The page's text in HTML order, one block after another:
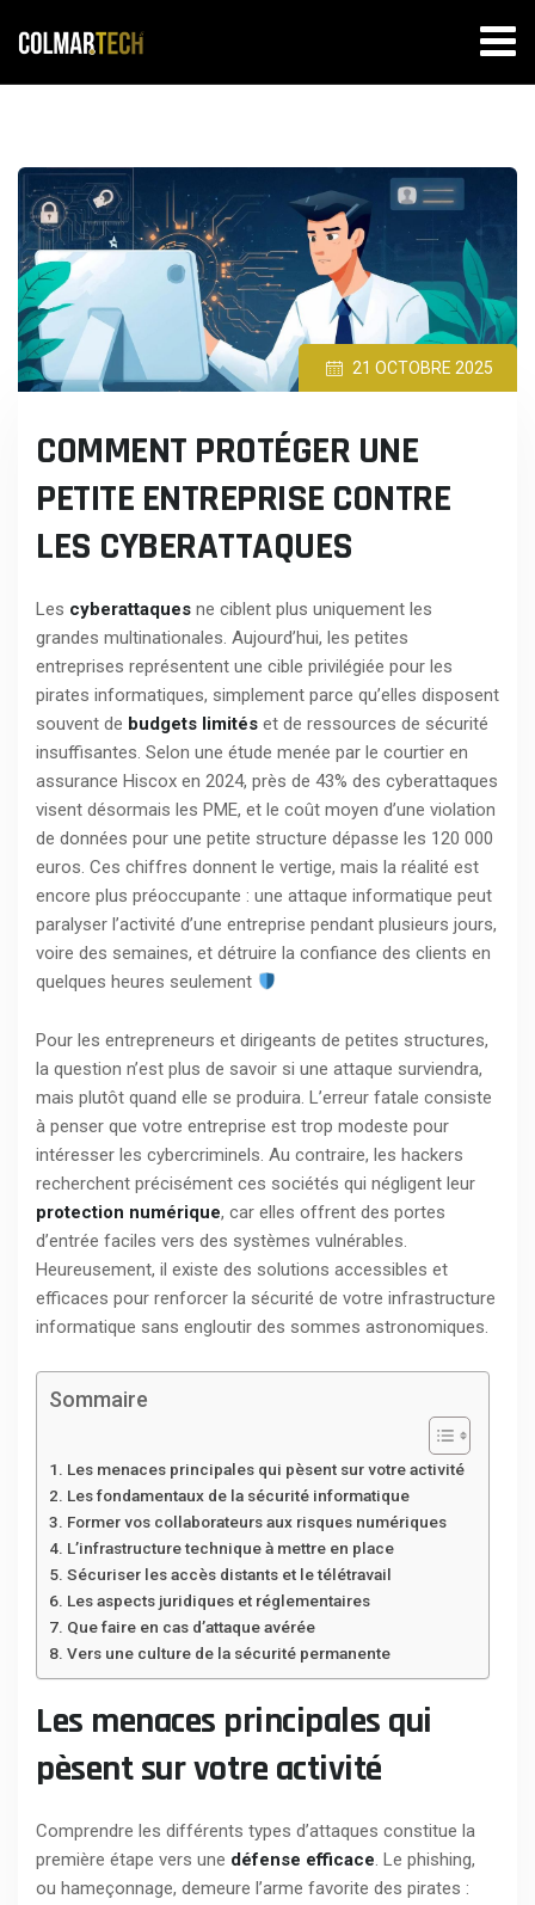
21 OCTOBRE 2025
COMMENT PROTÉGER UNE
PETITE ENTREPRISE CONTRE
LES CYBERATTAQUES
Les cyberattaques ne ciblent plus uniquement les
grandes multinationales. Aujourd’hui, les petites
entreprises représentent une cible privilégiée pour les
pirates informatiques, simplement parce qu’elles disposent
souvent de budgets limités et de ressources de sécurité
insuffisantes. Selon une étude menée par le courtier en
assurance Hiscox en 2024, près de 43% des cyberattaques
visent désormais les PME, et le coût moyen d’une violation
de données pour une petite structure dépasse les 120 000
euros. Ces chiffres donnent le vertige, mais la réalité est
encore plus préoccupante : une attaque informatique peut
paralyser l’activité d’une entreprise pendant plusieurs jours,
voire des semaines, et détruire la confiance des clients en
quelques heures seulement
Pour les entrepreneurs et dirigeants de petites structures,
la question n’est plus de savoir si une attaque surviendra,
mais plutôt quand elle se produira. L’erreur fatale consiste
à penser que votre entreprise est trop modeste pour
intéresser les cybercriminels. Au contraire, les hackers
recherchent précisément ces sociétés qui négligent leur
protection numérique, car elles offrent des portes
d’entrée faciles vers des systèmes vulnérables.
Heureusement, il existe des solutions accessibles et
efficaces pour renforcer la sécurité de votre infrastructure
informatique sans engloutir des sommes astronomiques.
Sommaire
Les menaces principales qui pèsent sur votre activité
Les fondamentaux de la sécurité informatique
Former vos collaborateurs aux risques numériques
L’infrastructure technique à mettre en place
Sécuriser les accès distants et le télétravail
Les aspects juridiques et réglementaires
Que faire en cas d’attaque avérée
Vers une culture de la sécurité permanente
Les menaces principales qui
pèsent sur votre activité
Comprendre les différents types d’attaques constitue la
première étape vers une défense efficace. Le phishing,
ou hameçonnage, demeure l’arme favorite des pirates :